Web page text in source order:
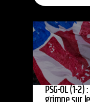
PSG-OL (1-